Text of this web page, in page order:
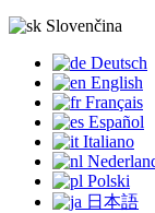
Slovenčina
Deutsch
English
Français
Español
Italiano
Polski
日本語